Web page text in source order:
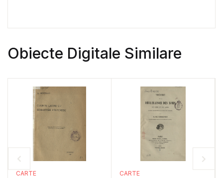
Obiecte Digitale Similare
CARTE CARTE